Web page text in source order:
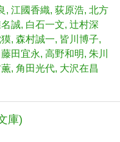
江國香織 荻原浩 北方
誠 白石一文 辻村深
森村誠一 皆川博子
藤田宜永 高野和明 朱川
角田光代 大沢在昌
庫)